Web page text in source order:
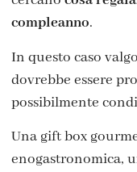
compleanno.
In questo caso
dovrebbe essere
possibilmente
Una gift box
enogastronomica,